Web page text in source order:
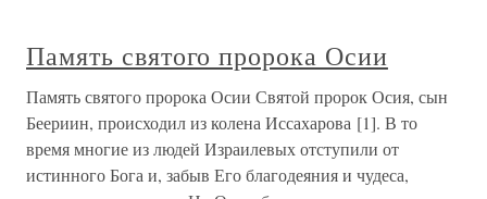
Память святого пророка Осии
Память святого пророка Осии Святой пророк Осия, сын
Беериин, происходил из колена Иссахарова [1]. В то
время многие из людей Израилевых отступили от
истинного Бога и, забыв Его благодеяния и чудеса,